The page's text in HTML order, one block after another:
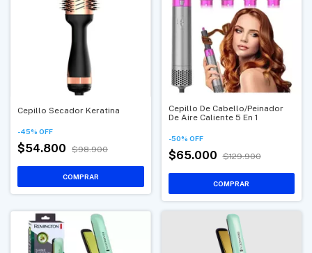
Cepillo Secador Keratina
-45% OFF
$54.800 $98.900
Cepillo De Cabello/Peinador
De Aire Caliente 5 En 1
-50% OFF
$65.000 $129.900